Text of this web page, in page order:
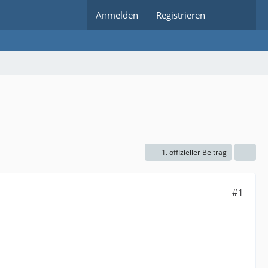
Anmelden Registrieren
1. offizieller Beitrag
#1